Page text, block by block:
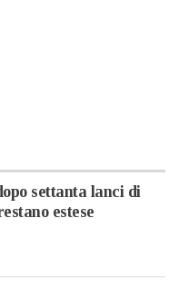
settanta lanci di
estese